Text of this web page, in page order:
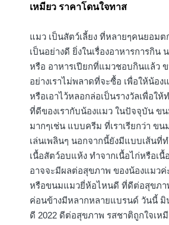
เหมียว ราคาโดนใจทาส
แมว เป็นสัตว์เลี้ยง ที่หลายๆคนยอม
เป็นอย่างดี ยิ่งในเรื่องอาหารการกิน
หรือ อาหารเปียกที่แมวชอบกินแล้ว
อย่างเราไม่พลาดที่จะซื้อ เพื่อให้น้อง
หรือเอาไว้หลอกล่อเป็นรางวัลเพื่อใ
ที่ดีของเรากับน้องแมว ในปัจจุบัน ข
มากๆเช่น แบบครีม ที่เราเรียกว่า ข
เล่นเพลินๆ นอกจากนี้ยังมีแบบเส้นที่
เนื้อสัตว์อบแห้ง ทำจากเนื้อไก่หรือเ
อาจจะมีผลต่อสุขภาพ ของน้องแมว
หรือขนมแมวยี่ห้อไหนดี ที่ดีต่อสุขภา
ค่อนข้างมีหลากหลายแบรนด์ วันนี้
ดี 2022 ดีต่อสุขภาพ รสชาติถูกใจเห